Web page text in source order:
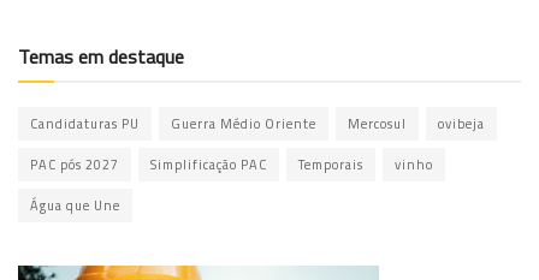
Temas em destaque
Candidaturas PU Guerra Médio Oriente Mercosul ovibeja
PAC pós 2027 Simplificação PAC Temporais vinho
Água que Une